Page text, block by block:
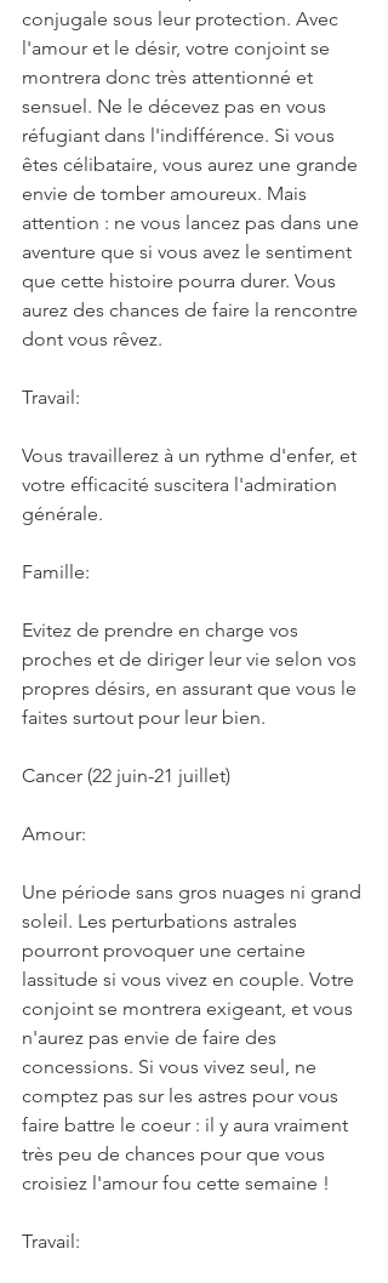
conjugale sous leur protection. Avec
l'amour et le désir, votre conjoint se
montrera donc très attentionné et
sensuel. Ne le décevez pas en vous
réfugiant dans l'indifférence. Si vous
êtes célibataire, vous aurez une grande
envie de tomber amoureux. Mais
attention : ne vous lancez pas dans une
aventure que si vous avez le sentiment
que cette histoire pourra durer. Vous
aurez des chances de faire la rencontre
dont vous rêvez.
Travail:
Vous travaillerez à un rythme d'enfer, et
votre efficacité suscitera l'admiration
générale.
Famille:
Evitez de prendre en charge vos
proches et de diriger leur vie selon vos
propres désirs, en assurant que vous le
faites surtout pour leur bien.
Cancer (22 juin-21 juillet)
Amour:
Une période sans gros nuages ni grand
soleil. Les perturbations astrales
pourront provoquer une certaine
lassitude si vous vivez en couple. Votre
conjoint se montrera exigeant, et vous
n'aurez pas envie de faire des
concessions. Si vous vivez seul, ne
comptez pas sur les astres pour vous
faire battre le coeur : il y aura vraiment
très peu de chances pour que vous
croisiez l'amour fou cette semaine !
Travail: